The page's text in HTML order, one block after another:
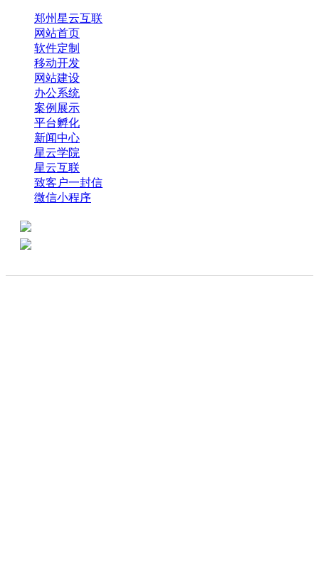
郑州星云互联
网站首页
软件定制
移动开发
网站建设
办公系统
案例展示
平台孵化
新闻中心
星云学院
星云互联
致客户一封信
微信小程序